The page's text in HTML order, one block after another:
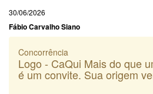
30/06/2026
Fábio Carvalho Siano
Concorrência
Logo - CaQui Mais do que
é um convite. Sua origem